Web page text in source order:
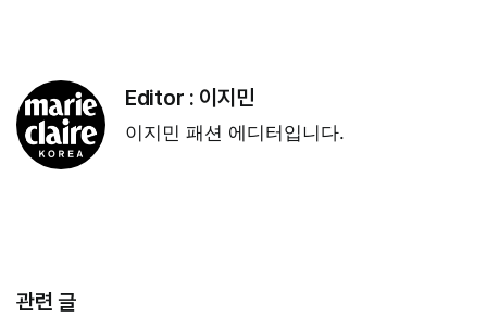
Editor : 이지민
이지민 패션 에디터입니다.
관련 글